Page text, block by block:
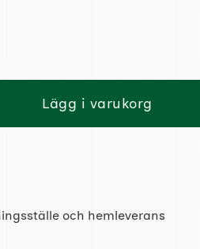
påskris glas 10 pack
Lägg i varukorg
och hemleverans